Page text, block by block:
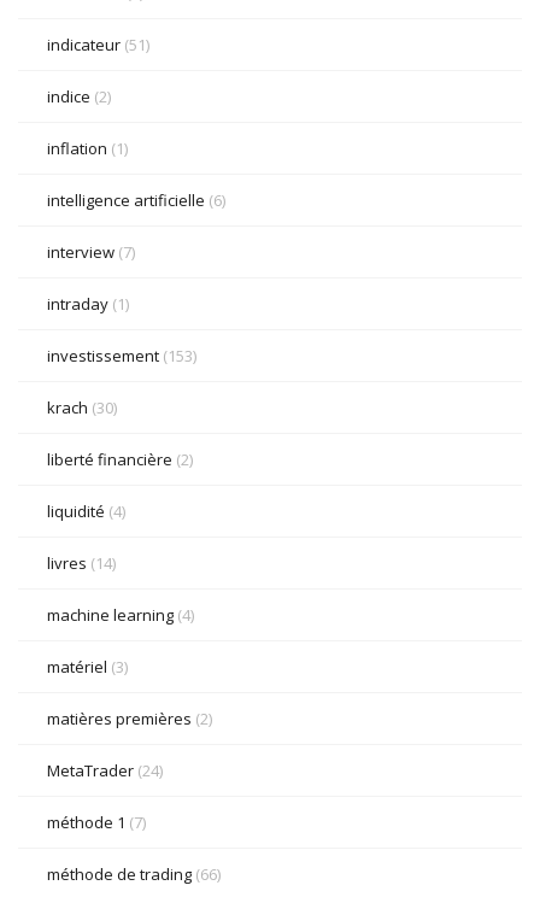
indicateur (51)
indice (2)
inflation (1)
intelligence artificielle (6)
interview (7)
intraday (1)
investissement (153)
krach (30)
liberté financière (2)
liquidité (4)
livres (14)
machine learning (4)
matériel (3)
matières premières (2)
MetaTrader (24)
méthode 1 (7)
méthode de trading (66)